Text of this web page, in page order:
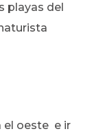
playas del
el oeste e ir